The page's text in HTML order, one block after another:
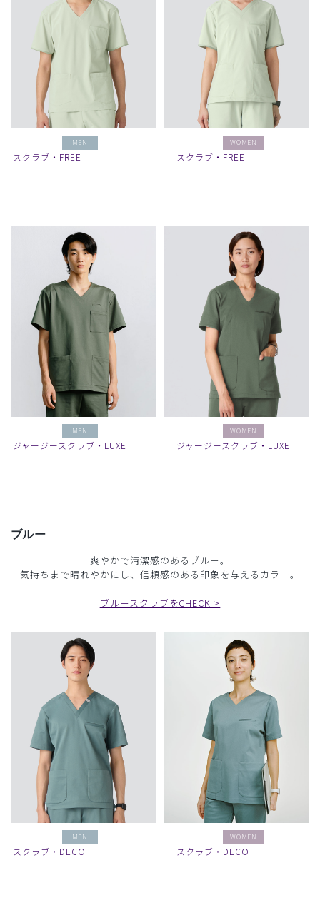
MEN
スクラブ・FREE
WOMEN
スクラブ・FREE
MEN
ジャージースクラブ・LUXE
WOMEN
ジャージースクラブ・LUXE
ブルー
爽やかで清潔感のあるブルー。
気持ちまで晴れやかにし、信頼感のある印象を与えるカラー。
ブルースクラブをCHECK >
MEN
スクラブ・DECO
WOMEN
スクラブ・DECO